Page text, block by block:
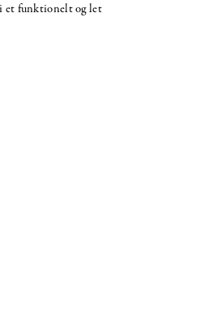
et funktionelt og let